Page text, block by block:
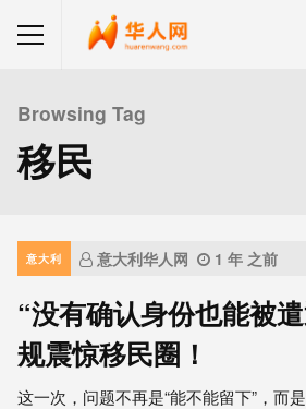
Browsing Tag
移民
意大利 意大利华人网 1 年 之前
“没有确认身份也能被
规震惊移民圈！
这一次，问题不再是“能不能留下”，而